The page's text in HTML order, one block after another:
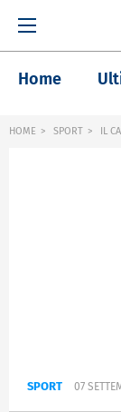
Home
HOME SPORT IL
SPORT 07